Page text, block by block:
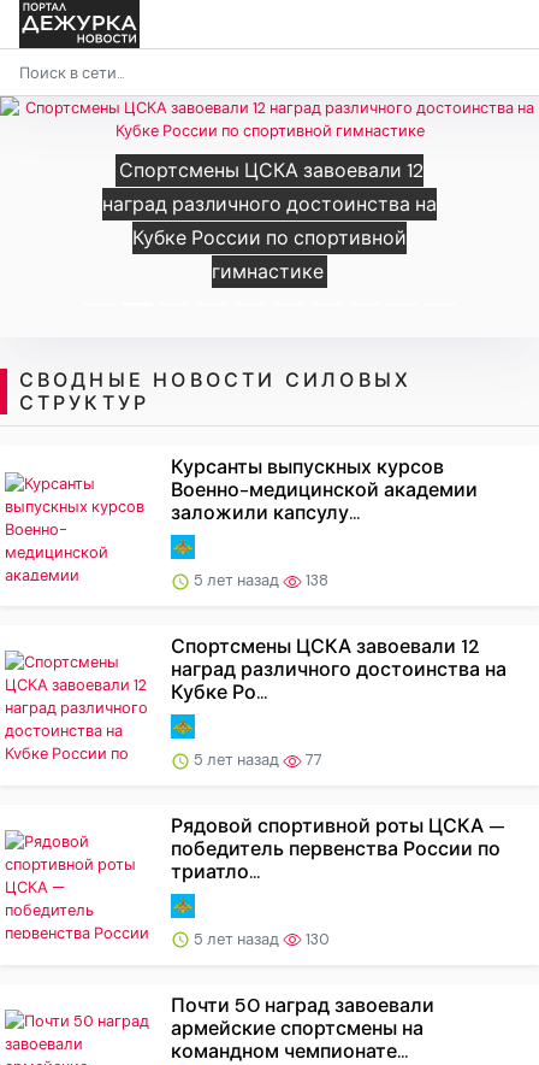
Спортсмены ЦСКА завоевали 12
наград различного достоинства на
Кубке России по спортивной
гимнастике
СВОДНЫЕ НОВОСТИ СИЛОВЫХ
СТРУКТУР
Курсанты выпускных курсов
Военно-медицинской академии
заложили капсулу...
5 лет назад 138
Спортсмены ЦСКА завоевали 12
наград различного достоинства на
Кубке Ро...
5 лет назад 77
Рядовой спортивной роты ЦСКА —
победитель первенства России по
триатло...
5 лет назад 130
Почти 50 наград завоевали
армейские спортсмены на
командном чемпионате...